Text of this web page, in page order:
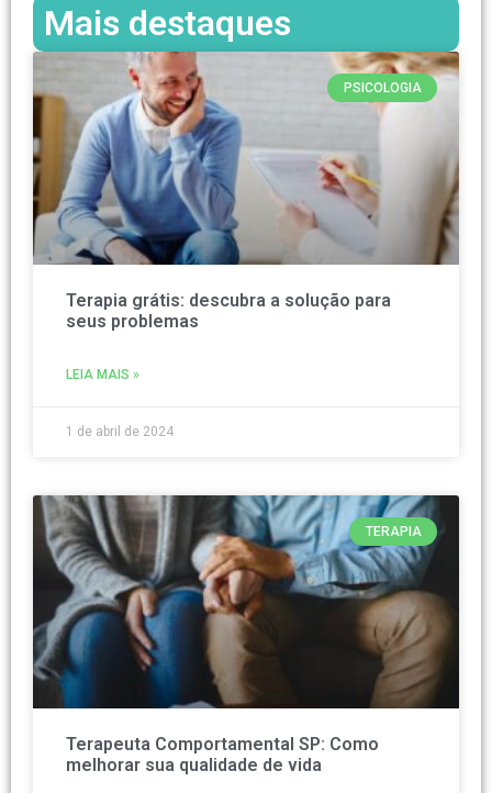
Mais destaques
PSICOLOGIA
Terapia grátis: descubra a solução para
seus problemas
LEIA MAIS »
1 de abril de 2024
TERAPIA
Terapeuta Comportamental SP: Como
melhorar sua qualidade de vida